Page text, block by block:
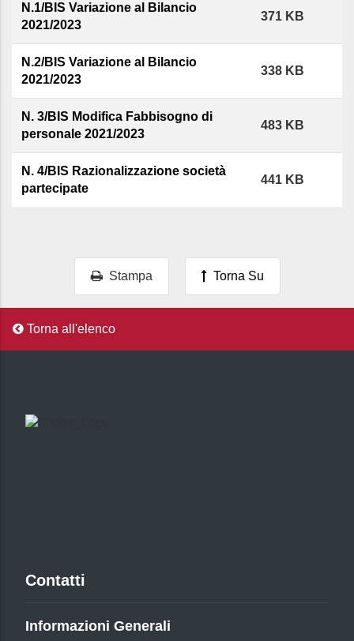
N.1/BIS Variazione al Bilancio
2021/2023
371 KB
N.2/BIS Variazione al Bilancio
2021/2023
338 KB
N. 3/BIS Modifica Fabbisogno di
personale 2021/2023
483 KB
N. 4/BIS Razionalizzazione società
partecipate
441 KB
Stampa Torna Su
Torna all'elenco
Contatti
Informazioni Generali